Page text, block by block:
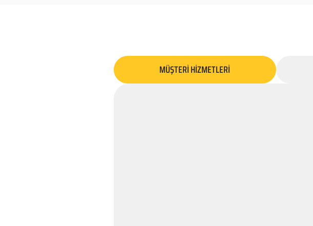
MÜŞTERİ HİZMETLERİ